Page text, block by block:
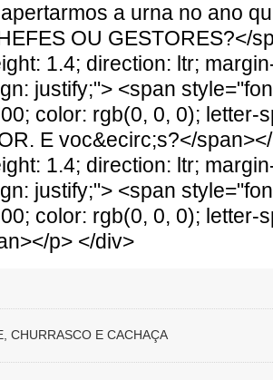
a urna no ano
OU GESTORES?</
1.4; direction: ltr;
justify;"> <span
color: rgb(0, 0, 0); letter-
E voc&ecirc;s?</
1.4; direction: ltr;
justify;"> <span
color: rgb(0, 0, 0); letter-
p> </div>
CHURRASCO E CACHAÇA